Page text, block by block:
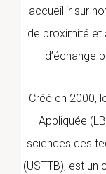
accueillir sur
de proximité et
d’échange
Créé en 2000,
Appliquée
sciences des
(USTTB), est un